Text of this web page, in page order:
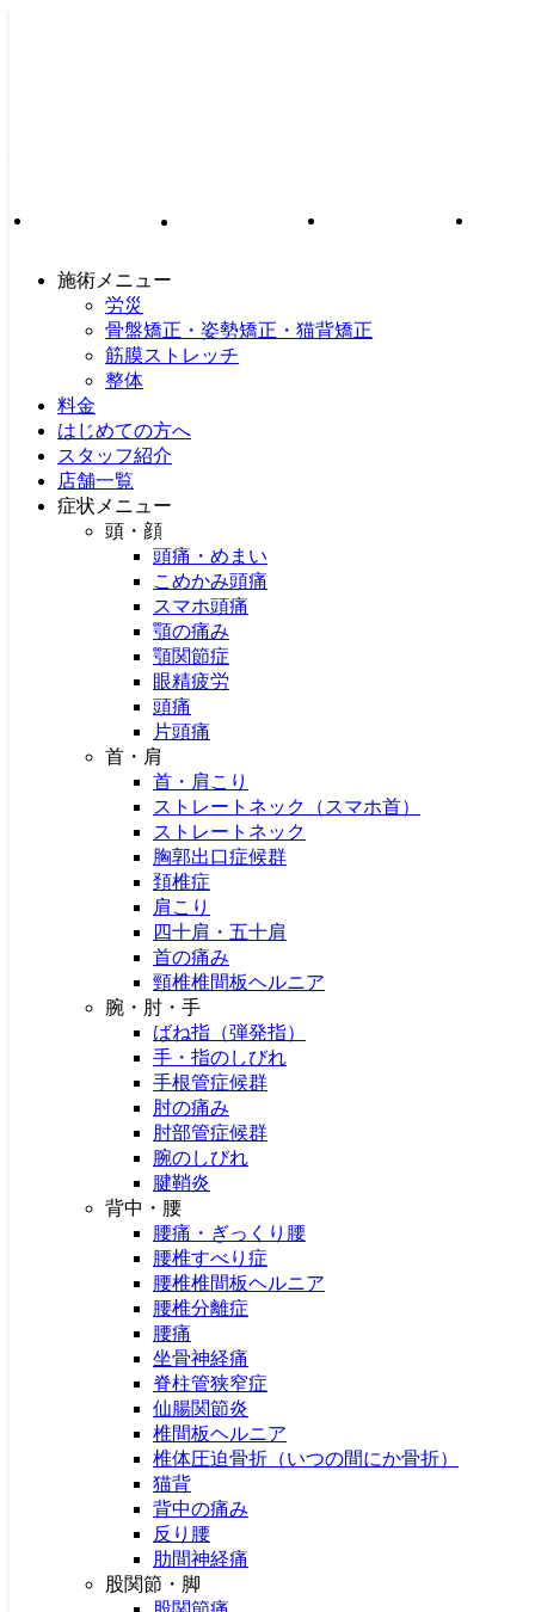
施術メニュー
労災
骨盤矯正・姿勢矯正・猫背矯正
筋膜ストレッチ
整体
料金
はじめての方へ
スタッフ紹介
店舗一覧
症状メニュー
頭・顔
頭痛・めまい
こめかみ頭痛
スマホ頭痛
顎の痛み
顎関節症
眼精疲労
頭痛
片頭痛
首・肩
首・肩こり
ストレートネック（スマホ首）
ストレートネック
胸郭出口症候群
頚椎症
肩こり
四十肩・五十肩
首の痛み
頸椎椎間板ヘルニア
腕・肘・手
ばね指（弾発指）
手・指のしびれ
手根管症候群
肘の痛み
肘部管症候群
腕のしびれ
腱鞘炎
背中・腰
腰痛・ぎっくり腰
腰椎すべり症
腰椎椎間板ヘルニア
腰椎分離症
腰痛
坐骨神経痛
脊柱管狭窄症
仙腸関節炎
椎間板ヘルニア
椎体圧迫骨折（いつの間にか骨折）
猫背
背中の痛み
反り腰
肋間神経痛
股関節・脚
区・多賀城市｜アットイーズ
整骨院グループ
受付時間 月 火 水 木 金
9:30～12:30
15:00～21:00
● ●
※年中無休で営業
はじめての方へ
料金
スタッフ紹介
交通事故治療
多賀城市の多賀城アットイーズ整骨院
オスグッド
はじめての方へ
スタッフ紹介
患者様のお声
損害保険会社のご担当者様へ